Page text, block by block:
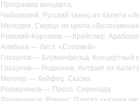
Программа концерта:
Чайковский. Русский танец из балета
Мелодия, Скерцо из цикла
Римский-Корсаков — Крейслер.
Алябьев — Лист. «Соловей»
Глазунов — Блуменфельд. Концертный
Глазунов — Родионов. Антракт из
Метнер — Хейфец. Сказка
Рахманинов — Пресс. Серенада